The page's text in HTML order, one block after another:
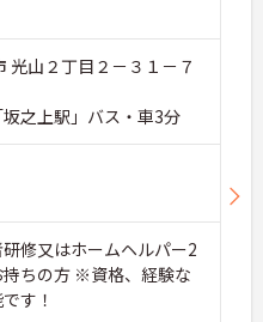
光山２丁目２－３１－７
之上駅」バス・車3分
修又はホームヘルパー2
ちの方 ※資格、経験な
す！